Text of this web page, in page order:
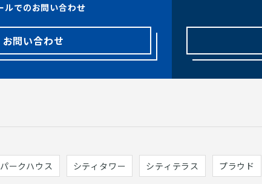
ルでのお問い合わせ
お問い合わせ
ークハウス シティタワー シティテラス プラウド